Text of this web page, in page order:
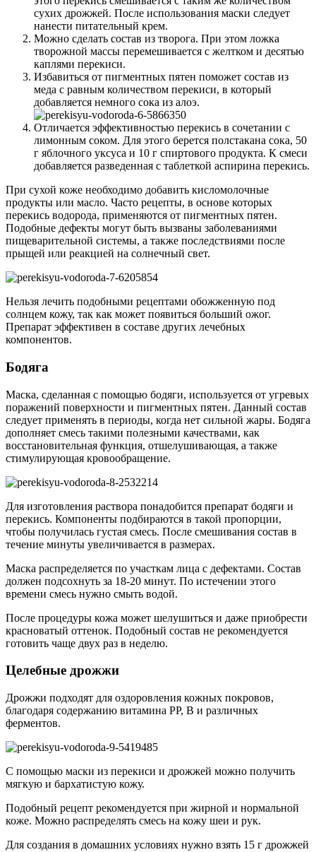
сухих дрожжей. После использования маски следует
нанести питательный крем.
Можно сделать состав из творога. При этом ложка
творожной массы перемешивается с желтком и десятью
каплями перекиси.
Избавиться от пигментных пятен поможет состав из
меда с равным количеством перекиси, в который
добавляется немного сока из алоэ.
Отличается эффективностью перекись в сочетании с
лимонным соком. Для этого берется полстакана сока, 50
г яблочного уксуса и 10 г спиртового продукта. К смеси
добавляется разведенная с таблеткой аспирина перекись.
При сухой коже необходимо добавить кисломолочные
продукты или масло. Часто рецепты, в основе которых
перекись водорода, применяются от пигментных пятен.
Подобные дефекты могут быть вызваны заболеваниями
пищеварительной системы, а также последствиями после
прыщей или реакцией на солнечный свет.
Нельзя лечить подобными рецептами обожженную под
солнцем кожу, так как может появиться больший ожог.
Препарат эффективен в составе других лечебных
компонентов.
Бодяга
Маска, сделанная с помощью бодяги, используется от угревых
поражений поверхности и пигментных пятен. Данный состав
следует применять в периоды, когда нет сильной жары. Бодяга
дополняет смесь такими полезными качествами, как
восстановительная функция, отшелушивающая, а также
стимулирующая кровообращение.
Для изготовления раствора понадобится препарат бодяги и
перекись. Компоненты подбираются в такой пропорции,
чтобы получилась густая смесь. После смешивания состав в
течение минуты увеличивается в размерах.
Маска распределяется по участкам лица с дефектами. Состав
должен подсохнуть за 18-20 минут. По истечении этого
времени смесь нужно смыть водой.
После процедуры кожа может шелушиться и даже приобрести
красноватый оттенок. Подобный состав не рекомендуется
готовить чаще двух раз в неделю.
Целебные дрожжи
Дрожжи подходят для оздоровления кожных покровов,
благодаря содержанию витамина РР, В и различных
ферментов.
С помощью маски из перекиси и дрожжей можно получить
мягкую и бархатистую кожу.
Подобный рецепт рекомендуется при жирной и нормальной
коже. Можно распределять смесь на кожу шеи и рук.
Для создания в домашних условиях нужно взять 15 г дрожжей